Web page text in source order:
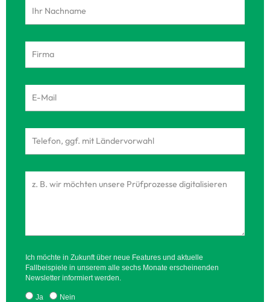
Ich möchte in Zukunft über neue Features und aktuelle
Fallbeispiele in unserem alle sechs Monate erscheinenden
Newsletter informiert werden.
Ja Nein